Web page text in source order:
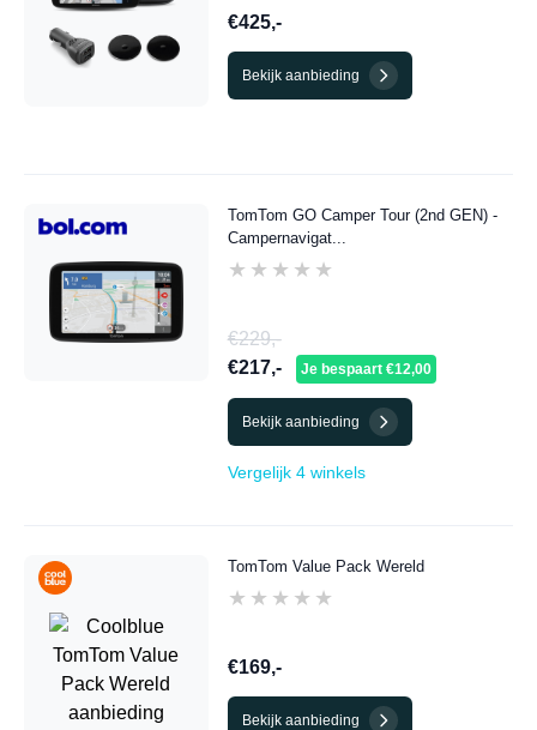
€425,-
Bekijk aanbieding
TomTom GO Camper Tour (2nd GEN) -
Campernavigat...
★★★★★
★★★★★
€229,-
€217,-
Je bespaart €12,00
Bekijk aanbieding
Vergelijk 4 winkels
TomTom Value Pack Wereld
★★★★★
★★★★★
€169,-
Bekijk aanbieding